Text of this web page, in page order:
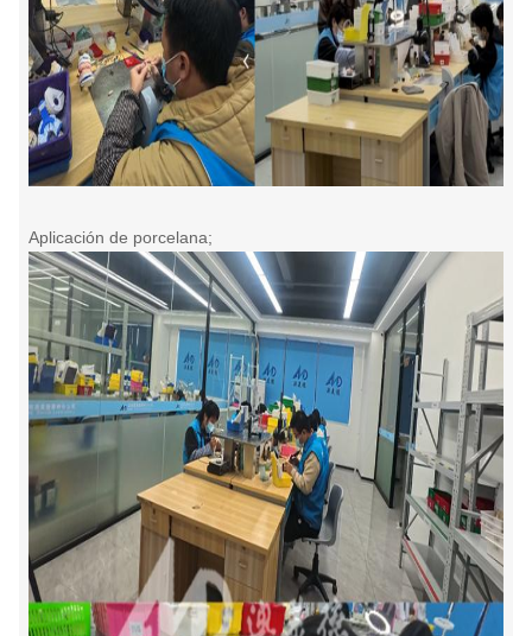
Aplicación de porcelana;